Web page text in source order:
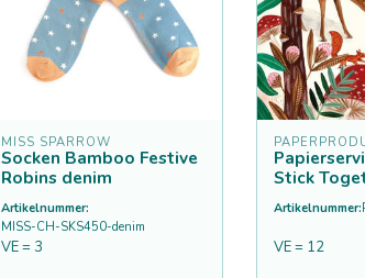
MISS SPARROW
Socken Bamboo Festive
Robins denim
Artikelnummer:
MISS-CH-SKS450-denim
VE = 3
Stick
Artikelnummer:
VE = 12